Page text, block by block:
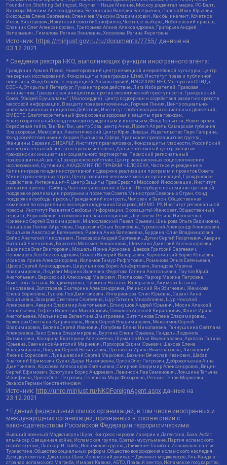
Foundation, Stichting Bellingcat, Якутия – Наше Мнение, Москоу диджитал медиа, РС-Балт,
Заговора Максим Александрович, Ветошкина Валерия Валерьевна, Павлов Иван Юрьевич,
Скворцова Елена Сергеевна, Оленичев Максим Владимирович, Как бы инагент, Кочетков
Игорь Викторович, Иркутский союз библиофилов, Честные выборы, Нобелевский призыв,
Еланчик Олег Александрович, Григорьева Алина Александровна, Григорьев Андрей
Валерьевич , Гималова Регина Эмилевна, Хисамова Регина Фаритовна
Источник: https://minjust.gov.ru/ru/documents/7755/ данные на
03.12.2021
* Сведения реестра НКО, выполняющих функции иностранного агента:
Гражданин.Армия.Право, Нижегородский центр немецкой и европейской культуры, Центр
гендерных исследований, Фонд защиты прав граждан Штаб, Институт права и публичной
политики, Фонд борьбы с коррупцией, Альянс врачей, НАСИЛИЮ.НЕТ, Мы против СПИДа,
СВЕЧА, Открытый Петербург, Гуманитарное действие, Лига Избирателей, Правовая
инициатива, Гражданская инициатива против экологической преступности, Гражданский
Союз, "Хасдей Ерушалаим" (Милосердие), Центр поддержки и содействия развитию средств
массовой информации, В защиту прав заключенных, Горячая Линия, Центр социально-
информационных инициатив Действие, Институт глобализации и социальных движений,
ВМЕСТЕ, Благотворительный фонд охраны здоровья и защиты прав граждан,
Благотворительный фонд помощи осужденным и их семьям, Фонд Тольятти, Новое время,
Серебряная тайга, Так-Так-Так, центр Сова, центр Анна, Проект Апрель, Самарская губерния,
Эра здоровья, Мемориал, Аналитический Центр Юрия Левады, Издательство Парк Гагарина,
Фонд содействия имени Андрея Рылькова, Сфера, Уральская правозащитная группа,
Женщины Евразии, СИБАЛЬТ, Институт прав человека, Фонд защиты гласности, Российский
исследовательский центр по правам человека, Дальневосточный центр развития
гражданских инициатив и социального партнерства, Пермский региональный
правозащитный центр, Гражданское действие, Центр независимых социологических
исследований, Сутяжник, АКАДЕМИЯ ПО ПРАВАМ ЧЕЛОВЕКА, Частное учреждение в
Калининграде по административной поддержке реализации программ и проектов Совета
Министров северных стран, Центр развития некоммерческих организаций, Гражданское
содействие, Интернешнл-Р, Центр Защиты Прав Средств Массовой Информации, Институт
развития прессы - Сибирь, Частное учреждение в Санкт-Петербурге по административной
поддержке реализации программ и проектов Совета Министров Северных Стран, Фонд
поддержки свободы прессы, Гражданский контроль, Человек и Закон, Общественная
комиссия по сохранению наследия академика Сахарова, МЕМО. РУ, Институт региональной
прессы, Институт Развития Свободы Информации, Экозащита!-Женсовет, Общественный
вердикт, Евразийская антимонопольная ассоциация, Дзугкоева Регина Николаевна,
Кривенко Сергей Владимирович, Милославский Павел Юрьевич, Шнырова Ольга Вадимовна,
Чанышева Лилия Айратовна, Сидорович Ольга Борисовна, Туровский Александр Алексеевич,
Васильева Анастасия Евгеньевна, Ривина Анна Валерьевна, Бурдина Юлия Владимировна,
Бойко Анатолий Николаевич, Пивоваров Андрей Сергеевич, Дугин Сергей Георгиевич, Аверин
Виталий Евгеньевич, Барахоев Магомед Бекханович, Шевченко Дмитрий Александрович,
Шарипков Олег Викторович, Мошель Ирина Ароновна, Шведов Григорий Сергеевич,
Пономарев Лев Александрович, Созаев Валерий Валерьевич, Каргалицкий Борис Юльевич,
Исакова Ирина Александровна, Исламов Тимур Рифгатович, Романова Ольга Евгеньевна,
Щаров Сергей Алексадрович, Цирульников Борис Альбертович, Халидова Марина
Владимировна, Людевиг Марина Зариевна, Федотова Галина Анатольевна, Паутов Юрий
Анатольевич, Верховский Александр Маркович, Пислакова-Паркер Марина Петровна,
Кочеткова Татьяна Владимировна, Чуркина Наталья Валерьевна, Акимова Татьяна
Николаевна, Золотарева Екатерина Александровна, Рачинский Ян Збигневич, Жемкова
Елена Борисовна, Гудков Лев Дмитриевич, Илларионова Юлия Юрьевна, Саранг Анна
Васильевна, Захарова Светлана Сергеевна, Щур Татьяна Михайловна, Щур Николай
Алексеевич, Аверин Владимир Анатольевич, Блинушов Андрей Юрьевич, Мосин Алексей
Геннадьевич, Гефтер Валентин Михайлович, Симонов Алексей Кириллович, Флиге Ирина
Анатольевна, Мельникова Валентина Дмитриевна, Вититинова Елена Владимировна,
Баженова Светлана Куприяновна, Исаев Сергей Владимирович, Максимов Сергей
Владимирович, Беляев Сергей Иванович, Голубева Елена Николаевна, Ганнушкина Светлана
Алексеевна, Закс Елена Владимировна, Буртина Елена Юрьевна, Гендель Людмила
Залмановна, Кокорина Екатерина Алексеевна, Шуманов Илья Вячеславович, Арапова Галина
Юрьевна, Свечников Анатолий Мариевич, Прохоров Вадим Юрьевич, Шахова Елена
Владимировна, Подузов Сергей Васильевич, Протасова Ирина Вячеславовна, Литинский
Леонид Борисович, Лукашевский Сергей Маркович, Бахмин Вячеслав Иванович, Шабад
Анатолий Ефимович, Сухих Дарья Николаевна, Орлов Олег Петрович, Добровольская Анна
Дмитриевна, Королева Александра Евгеньевна, Смирнов Владимир Александрович, Вицин
Сергей Ефимович, Золотухин Борис Андреевич, Левинсон Лев Семенович, Локшина Татьяна
Иосифовна, Орлов Олег Петрович, Полякова Мара Федоровна, Резник Генри Маркович,
Захаров Герман Константинович
Источник: http://unro.minjust.ru/NKOForeignAgent.aspx данные на
23.12.2021
* Единый федеральный список организаций, в том числе иностранных и
международных организаций, признанных в соответствии с
законодательством Российской Федерации террористическими:
Высший военный Маджлисуль Шура, Конгресс народов Ичкерии и Дагестана, База, Асбат
аль-Ансар, Священная война, Исламская группа, Братья-мусульмане, Партия исламского
освобождения, Лашкар-И-Тайба, Исламская группа, Движение Талибан, Исламская партия
Туркестана, Общество социальных реформ, Общество возрождения исламского наследия,
Дом двух святых, Джунд аш-Шам, Исламский джихад – Джамаат моджахедов, Аль-Каида в
странах исламского Магриба, Имарат Кавказ, АБТО, Правый сектор, Исламское государство,